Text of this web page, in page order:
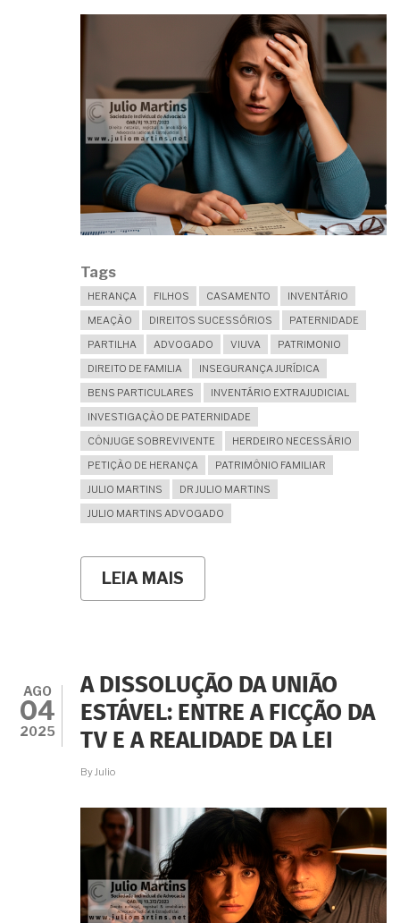
Tags
HERANÇA FILHOS CASAMENTO
INVENTÁRIO
MEAÇÃO
DIREITOS SUCESSÓRIOS
PATERNIDADE
PARTILHA
ADVOGADO VIUVA
PATRIMONIO
DIREITO DE FAMILIA
INSEGURANÇA JURÍDICA
BENS PARTICULARES
INVENTÁRIO EXTRAJUDICIAL
INVESTIGAÇÃO DE PATERNIDADE
CÔNJUGE SOBREVIVENTE
HERDEIRO NECESSÁRIO
PETIÇÃO DE HERANÇA
PATRIMÔNIO FAMILIAR
JULIO MARTINS
DR JULIO MARTINS
JULIO MARTINS ADVOGADO
LEIA MAIS
MEU
UM
FILHO
FORA
DO
CASAMENTO.
FICA
A
DIVISÃO
HERANÇA?
E
A
MINHA
AGO
04
2025
A DISSOLUÇÃO DA UNIÃO
ESTÁVEL: ENTRE A FICÇÃO DA
TV E A REALIDADE DA LEI
By Julio